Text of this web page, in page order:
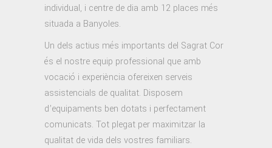
individual, i centre de dia amb 12 places més
situada a Banyoles.
Un dels actius més importants del Sagrat Cor
és el nostre equip professional que amb
vocació i experiència ofereixen serveis
assistencials de qualitat. Disposem
d’equipaments ben dotats i perfectament
comunicats. Tot plegat per maximitzar la
qualitat de vida dels vostres familiars.